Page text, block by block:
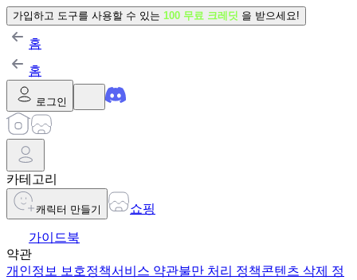
가입하고 도구를 사용할 수 있는 100 무료 크레딧 을 받으세요!
홈
홈
로그인
카테고리
캐릭터 만들기 쇼핑
가이드북
약관
개인정보 보호정책서비스 약관불만 처리 정책콘텐츠 삭제 정